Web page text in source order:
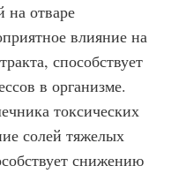
на отваре
влияние на
способствует
в организме.
токсических
солей тяжелых
снижению